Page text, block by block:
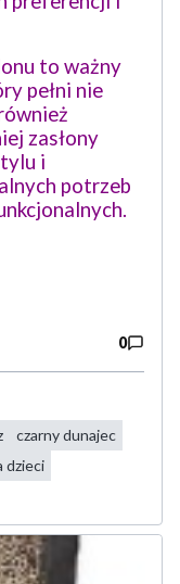
to ważny
pełni nie
zasłony
i
potrzeb
0
czarny dunajec
dzieci